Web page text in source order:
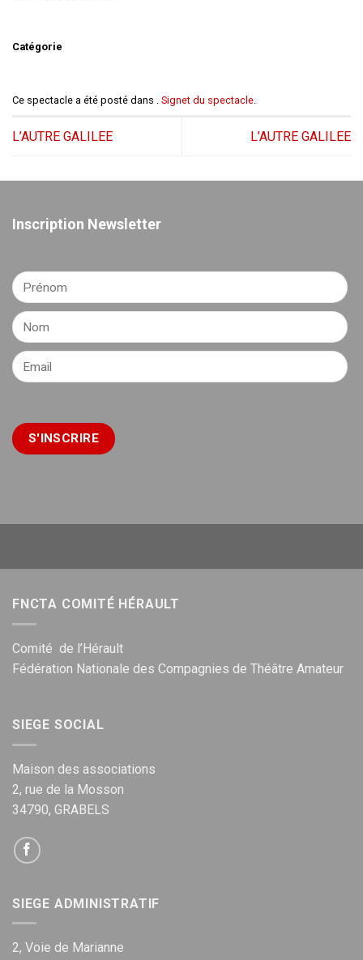
Catégorie
Ce spectacle a été posté dans . Signet du spectacle.
L’AUTRE GALILEE L’AUTRE GALILEE
Inscription Newsletter
FNCTA COMITÉ HÉRAULT
Comité de l’Hérault
Fédération Nationale des Compagnies de Théâtre Amateur
SIEGE SOCIAL
Maison des associations
2, rue de la Mosson
34790, GRABELS
SIEGE ADMINISTRATIF
2, Voie de Marianne